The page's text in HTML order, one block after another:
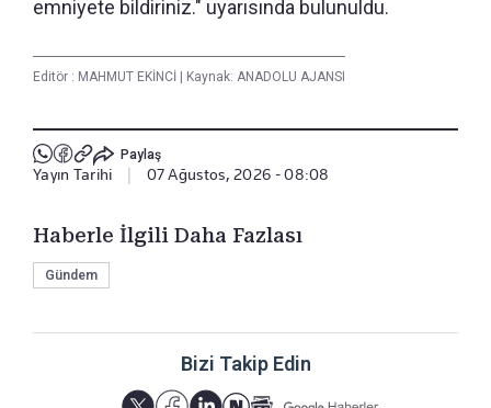
emniyete bildiriniz." uyarısında bulunuldu.
Editör : MAHMUT EKİNCİ | Kaynak: ANADOLU AJANSI
Paylaş
Yayın Tarihi 07 Ağustos, 2026 - 08:08
Haberle İlgili Daha Fazlası
Gündem
Bizi Takip Edin